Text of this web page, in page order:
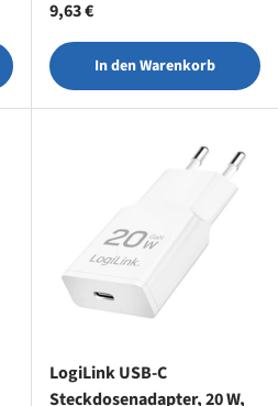
Normaler Preis
9,63 €
In den Warenkorb
LogiLink USB-C
Steckdosenadapter, 20 W,